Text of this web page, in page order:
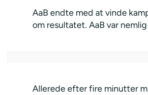
AaB endte med at vinde
om resultatet. AaB var
Allerede efter fire minutter